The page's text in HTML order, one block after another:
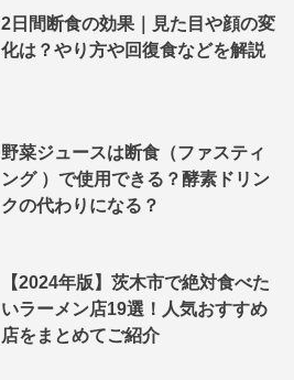
2日間断食の効果｜見た目や顔の変
化は？やり方や回復食などを解説
野菜ジュースは断食（ファスティ
ング ）で使用できる？酵素ドリン
クの代わりになる？
【2024年版】茨木市で絶対食べた
いラーメン店19選！人気おすすめ
店をまとめてご紹介